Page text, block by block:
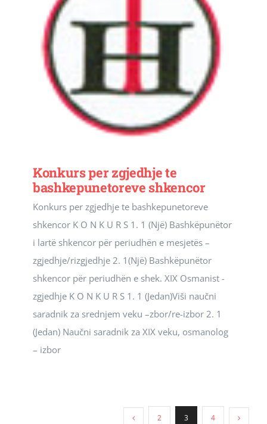
Konkurs per zgjedhje te
bashkepunetoreve shkencor
Konkurs per zgjedhje te bashkepunetoreve
shkencor K O N K U R S 1. 1 (Një) Bashkëpunëtor
i lartë shkencor për periudhën e mesjetës –
zgjedhje/rizgjedhje 2. 1(Një) Bashkëpunëtor
shkencor për periudhën e shek. XIX Osmanist -
zgjedhje K O N K U R S 1. 1 (Jedan)Viši naučni
saradnik za srednjem veku –zbor/re-izbor 2. 1
(Jedan) Naučni saradnik za XIX veku, osmanolog
– izbor
2 3 4